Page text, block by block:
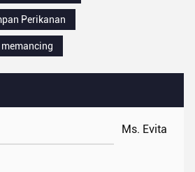
Ms. Evita
Perikanan